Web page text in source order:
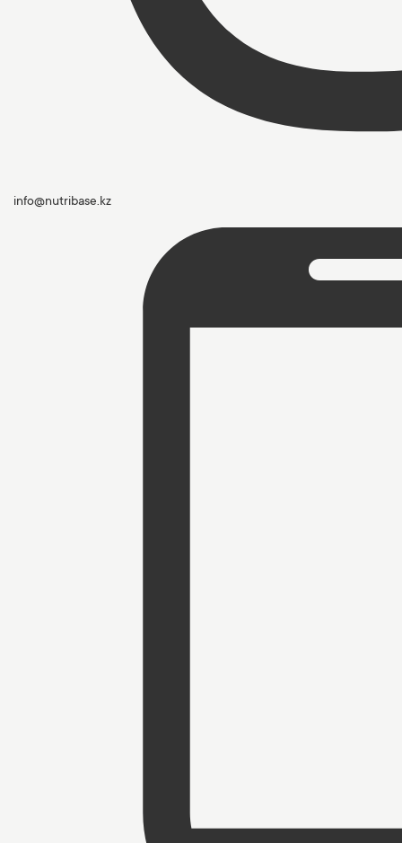
info@nutribase.kz